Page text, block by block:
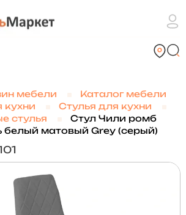
мебели
Каталог мебели
кухни
Стулья для кухни
стулья
Стул Чили ромб
матовый Grey (серый)